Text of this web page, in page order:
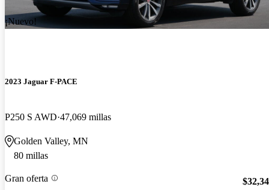
¡Nuevo!
2023 Jaguar F-PACE
P250 S AWD 47,069 millas
Golden Valley, MN
80 millas
Gran oferta